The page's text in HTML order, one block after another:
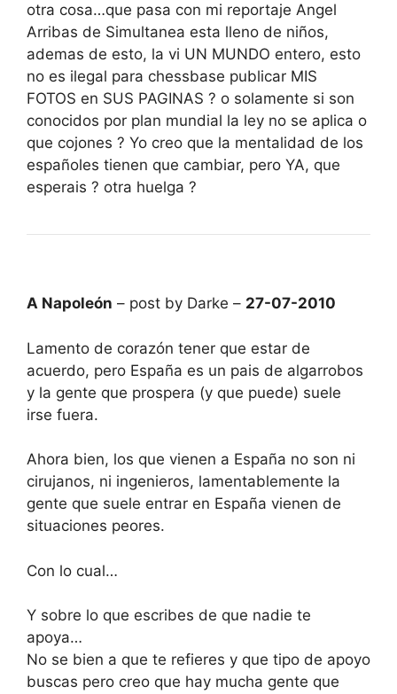
otra cosa…que pasa con mi reportaje Angel
Arribas de Simultanea esta lleno de niños,
ademas de esto, la vi UN MUNDO entero, esto
no es ilegal para chessbase publicar MIS
FOTOS en SUS PAGINAS ? o solamente si son
conocidos por plan mundial la ley no se aplica o
que cojones ? Yo creo que la mentalidad de los
españoles tienen que cambiar, pero YA, que
esperais ? otra huelga ?
A Napoleón – post by Darke – 27-07-2010
Lamento de corazón tener que estar de
acuerdo, pero España es un pais de algarrobos
y la gente que prospera (y que puede) suele
irse fuera.
Ahora bien, los que vienen a España no son ni
cirujanos, ni ingenieros, lamentablemente la
gente que suele entrar en España vienen de
situaciones peores.
Con lo cual…
Y sobre lo que escribes de que nadie te
apoya…
No se bien a que te refieres y que tipo de apoyo
buscas pero creo que hay mucha gente que